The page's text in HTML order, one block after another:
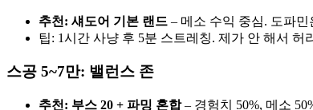
추천: 섀도어 기본 랜드 – 메소 수익 중심. 도파민
팁: 1시간 사냥 후 5분 스트레칭. 제가 안 해서 허
스공 5~7만: 밸런스 존
추천: 부스 20 + 파밍 혼합– 경험치 50%, 메소